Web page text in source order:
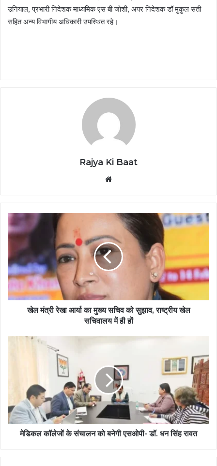
उनियाल, प्रभारी निदेशक माध्यमिक एस बी जोशी, अपर निदेशक डॉ मुकुल सती
सहित अन्य विभागीय अधिकारी उपस्थित रहे।
Rajya Ki Baat
खेल मंत्री रेखा आर्या का मुख्य सचिव को सुझाव, राष्ट्रीय खेल
सचिवालय में ही हों
मेडिकल कॉलेजों के संचालन को बनेगी एसओपी- डॉ. धन सिंह रावत